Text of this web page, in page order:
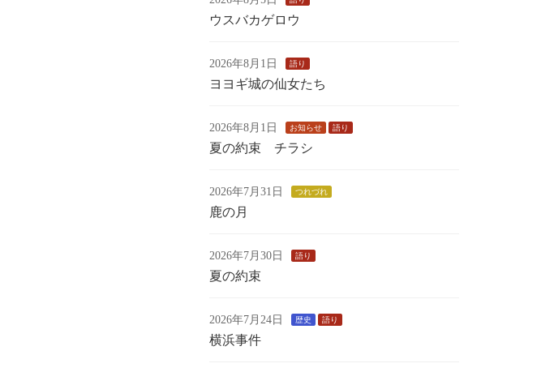
ウスバカゲロウ
2026年8月1日 語り
ヨヨギ城の仙女たち
2026年8月1日 お知らせ 語り
夏の約束 チラシ
2026年7月31日 つれづれ
鹿の月
2026年7月30日 語り
夏の約束
2026年7月24日 歴史 語り
横浜事件